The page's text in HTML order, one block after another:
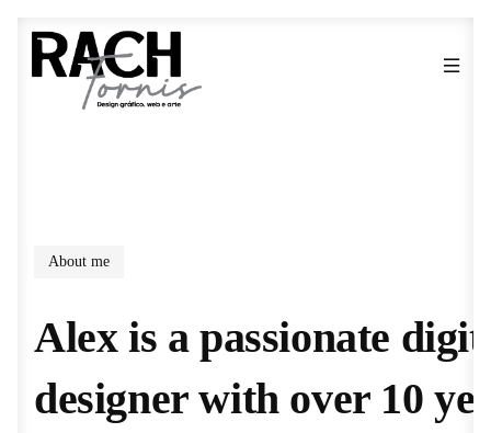
About me
Alex is a passionate
designer with over 10